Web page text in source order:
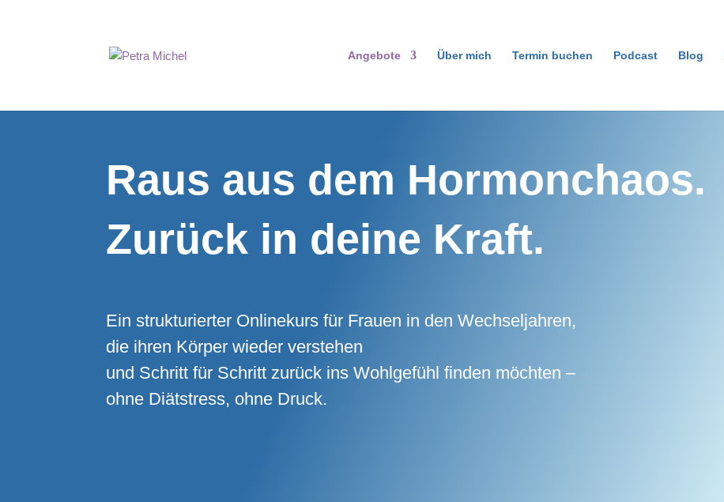
Angebote Über mich Termin buchen Podcast Blog
Raus aus dem Hormonchaos.
Zurück in deine Kraft.
Ein strukturierter Onlinekurs für Frauen in den Wechseljahren,
die ihren Körper wieder verstehen
und Schritt für Schritt zurück ins Wohlgefühl finden möchten –
ohne Diätstress, ohne Druck.